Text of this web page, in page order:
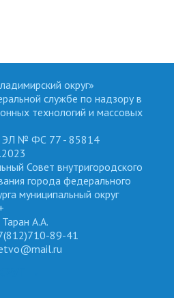
округ»
службе по надзору в
технологий и массовых
ЭЛ № ФС 77 - 85814
Совет внутригородского
города федерального
муниципальный округ
А.А.
89-41